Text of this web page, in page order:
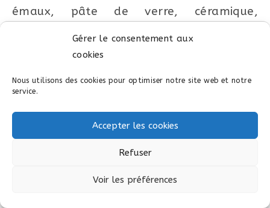
Gérer le consentement aux
cookies
Nous utilisons des cookies pour optimiser notre site web et notre
service.
Accepter les cookies
Refuser
Voir les préférences
émaux, pâte de verre, céramique,
carrelage, enduit ciment lissé…), types
d’escaliers de piscine ou d’échelles,
piscine, système de nage à contre
courant, tapis de marche aquatique, vélo
aquatique, cascade ou lame d’eau,
plongeoir, aménagement paysager,
mobilier de piscine, système de douche